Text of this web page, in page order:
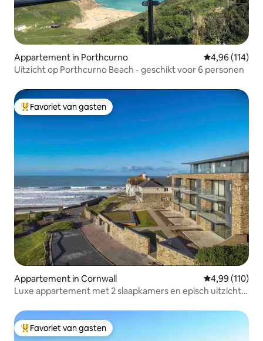
Appartement in Porthcurno Gemiddelde
4,96 (114)
Uitzicht op Porthcurno Beach - geschikt voor 6 personen
Topfavoriet van gasten
Favoriet van gasten
Appartement in Cornwall Gemiddelde
4,99 (110)
Luxe appartement met 2 slaapkamers en episch uitzicht
Topfavoriet van gasten
Favoriet van gasten